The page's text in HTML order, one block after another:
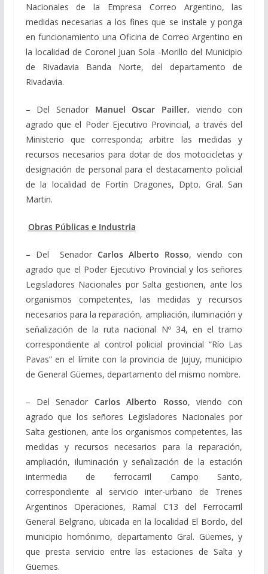
Nacionales de la Empresa Correo Argentino, las
medidas necesarias a los fines que se instale y ponga
en funcionamiento una Oficina de Correo Argentino en
la localidad de Coronel Juan Sola -Morillo del Municipio
de Rivadavia Banda Norte, del departamento de
Rivadavia.
– Del Senador Manuel Oscar Pailler, viendo con
agrado que el Poder Ejecutivo Provincial, a través del
Ministerio que corresponda; arbitre las medidas y
recursos necesarios para dotar de dos motocicletas y
designación de personal para el destacamento policial
de la localidad de Fortín Dragones, Dpto. Gral. San
Martin.
Obras Públicas e Industria
– Del Senador Carlos Alberto Rosso, viendo con
agrado que el Poder Ejecutivo Provincial y los señores
Legisladores Nacionales por Salta gestionen, ante los
organismos competentes, las medidas y recursos
necesarios para la reparación, ampliación, iluminación y
señalización de la ruta nacional Nº 34, en el tramo
correspondiente al control policial provincial “Río Las
Pavas” en el límite con la provincia de Jujuy, municipio
de General Güemes, departamento del mismo nombre.
– Del Senador Carlos Alberto Rosso, viendo con
agrado que los señores Legisladores Nacionales por
Salta gestionen, ante los organismos competentes, las
medidas y recursos necesarios para la reparación,
ampliación, iluminación y señalización de la estación
intermedia de ferrocarril Campo Santo,
correspondiente al servicio inter-urbano de Trenes
Argentinos Operaciones, Ramal C13 del Ferrocarril
General Belgrano, ubicada en la localidad El Bordo, del
municipio homónimo, departamento Gral. Güemes, y
que presta servicio entre las estaciones de Salta y
Güemes.